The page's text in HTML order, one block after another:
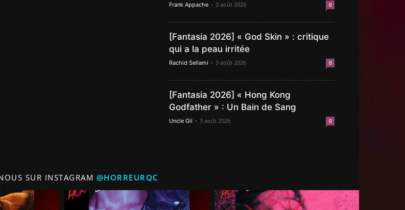
Frank Appache - 3 août 2026 0
[Fantasia 2026] « God Skin » : critique
qui a la peau irritée
Rachid Sellami - 3 août 2026 0
[Fantasia 2026] « Hong Kong
Godfather » : Un Bain de Sang
Uncle Gil - 3 août 2026 0
SUR INSTAGRAM @HORREURQC